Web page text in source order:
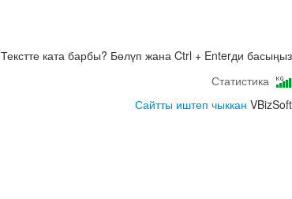
Текстте ката барбы? Бөлүп жана Ctrl + Enterди басыңыз
Статистика
Сайтты иштеп чыккан VBizSoft